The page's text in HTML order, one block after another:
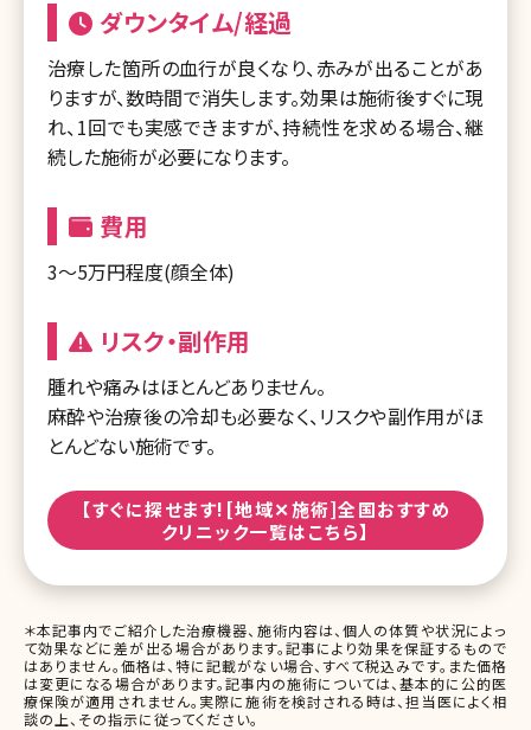
ダウンタイム/経過
治療した箇所の血行が良くなり、赤みが出ることがあ
りますが、数時間で消失します。効果は施術後すぐに現
れ、1回でも実感できますが、持続性を求める場合、継
続した施術が必要になります。
費用
3～5万円程度(顔全体)
リスク・副作用
腫れや痛みはほとんどありません。
麻酔や治療後の冷却も必要なく、リスクや副作用がほ
とんどない施術です。
【すぐに探せます![地域✕施術]全国おすすめ
クリニック一覧はこちら】
＊本記事内でご紹介した治療機器、施術内容は、個人の体質や状況によっ
て効果などに差が出る場合があります。記事により効果を保証するもので
はありません。価格は、特に記載がない場合、すべて税込みです。また価格
は変更になる場合があります。記事内の施術については、基本的に公的医
療保険が適用されません。実際に施術を検討される時は、担当医によく相
談の上、その指示に従ってください。